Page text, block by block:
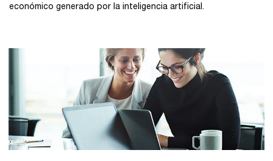
económico generado por la inteligencia artificial.​